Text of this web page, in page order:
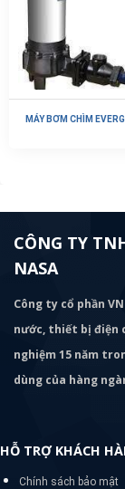
MÁY BƠM CHÌM
CÔNG TY
NASA
Công ty cổ phần
nước, thiết bị điện
nghiệm 15 năm
dùng của hàng
HỖ TRỢ KHÁCH
Chính sách bảo mật